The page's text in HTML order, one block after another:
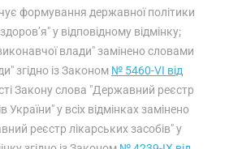
формування державної політики
у відповідному відмінку;
влади" замінено словами
згідно із Законом № 5460-VI від
Закону слова "Державний реєстр
України" у всіх відмінках замінено
реєстр лікарських засобів" у